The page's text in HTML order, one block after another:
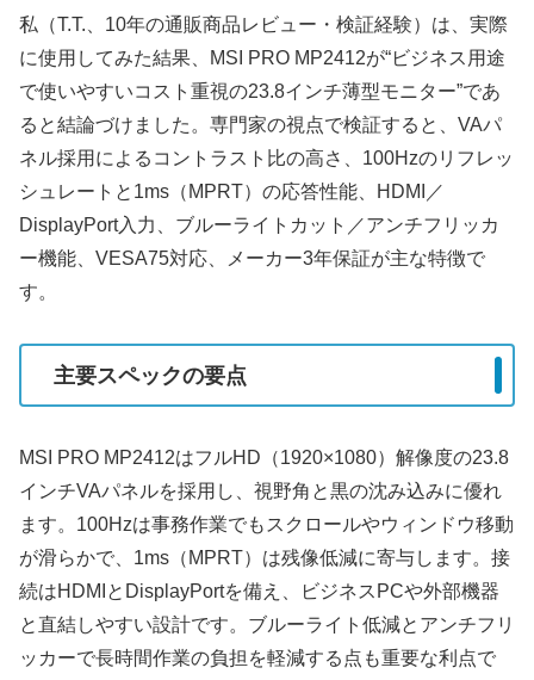
私（T.T.、10年の通販商品レビュー・検証経験）は、実際
に使用してみた結果、MSI PRO MP2412が“ビジネス用途
で使いやすいコスト重視の23.8インチ薄型モニター”であ
ると結論づけました。専門家の視点で検証すると、VAパ
ネル採用によるコントラスト比の高さ、100Hzのリフレッ
シュレートと1ms（MPRT）の応答性能、HDMI／
DisplayPort入力、ブルーライトカット／アンチフリッカ
ー機能、VESA75対応、メーカー3年保証が主な特徴で
す。
主要スペックの要点
MSI PRO MP2412はフルHD（1920×1080）解像度の23.8
インチVAパネルを採用し、視野角と黒の沈み込みに優れ
ます。100Hzは事務作業でもスクロールやウィンドウ移動
が滑らかで、1ms（MPRT）は残像低減に寄与します。接
続はHDMIとDisplayPortを備え、ビジネスPCや外部機器
と直結しやすい設計です。ブルーライト低減とアンチフリ
ッカーで長時間作業の負担を軽減する点も重要な利点で